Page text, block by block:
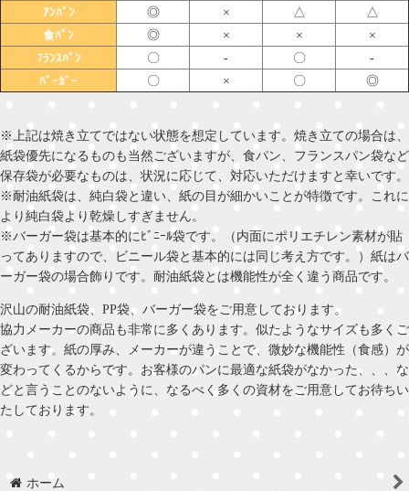
ｱﾝﾊﾟﾝ ◎ × △ △
食ﾊﾟﾝ ◎ × × ×
ﾌﾗﾝｽﾊﾟﾝ 〇 - 〇 -
ﾊﾞｰｶﾞｰ 〇 × 〇 ◎
※上記は焼き立てではない状態を想定しています。焼き立ての場合は、
紙袋優先になるものも当然ございますが、食パン、フランスパン袋など
保存袋が必要なものは、状況に応じて、対応いただけますと幸いです。
※耐油紙袋は、純白袋と違い、紙の目が細かいことが特徴です。これに
より純白袋より乾燥しすぎません。
※バーガー袋は基本的にﾋﾞﾆｰﾙ袋です。（内面にポリエチレン素材が貼
ってありますので、ビニール袋と基本的には同じ考え方です。）紙はバ
ーガー袋の場合飾りです。耐油紙袋とは機能性が全く違う商品です。
沢山の耐油紙袋、PP袋、バーガー袋をご用意しております。
協力メーカーの商品も非常に多くあります。似たようなサイズも多くご
ざいます。紙の厚み、メーカーが違うことで、微妙な機能性（食感）が
変わってくるからです。お客様のパンに最適な紙袋がなかった、、、な
どと言うことのないように、なるべく多くの資材をご用意してお待ちい
たしております。
ホーム